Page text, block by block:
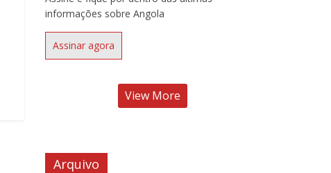
informações sobre Angola
Assinar agora
View More
Arquivo